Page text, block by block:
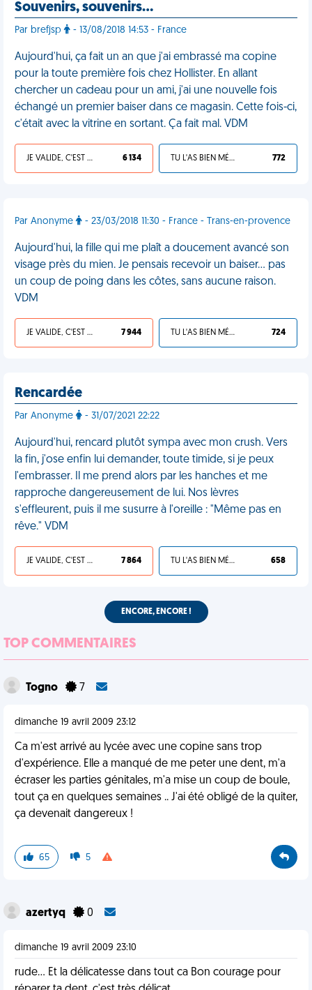
Souvenirs, souvenirs…
Par brefjsp - 13/08/2018 14:53 - France
Aujourd'hui, ça fait un an que j'ai embrassé ma copine
pour la toute première fois chez Hollister. En allant
chercher un cadeau pour un ami, j'ai une nouvelle fois
échangé un premier baiser dans ce magasin. Cette fois-ci,
c'était avec la vitrine en sortant. Ça fait mal. VDM
JE VALIDE, C'EST UNE VDM 6 134 TU L'AS BIEN MÉRITÉ 772
Par Anonyme - 23/03/2018 11:30 - France - Trans-en-provence
Aujourd'hui, la fille qui me plaît a doucement avancé son
visage près du mien. Je pensais recevoir un baiser... pas
un coup de poing dans les côtes, sans aucune raison.
VDM
JE VALIDE, C'EST UNE VDM 7 944 TU L'AS BIEN MÉRITÉ 724
Rencardée
Par Anonyme - 31/07/2021 22:22
Aujourd'hui, rencard plutôt sympa avec mon crush. Vers
la fin, j'ose enfin lui demander, toute timide, si je peux
l'embrasser. Il me prend alors par les hanches et me
rapproche dangereusement de lui. Nos lèvres
s'effleurent, puis il me susurre à l'oreille : "Même pas en
rêve." VDM
JE VALIDE, C'EST UNE VDM 7 864 TU L'AS BIEN MÉRITÉ 658
ENCORE, ENCORE !
TOP COMMENTAIRES
Togno 7
dimanche 19 avril 2009 23:12
Ca m'est arrivé au lycée avec une copine sans trop
d'expérience. Elle a manqué de me peter une dent, m'a
écraser les parties génitales, m'a mise un coup de boule,
tout ça en quelques semaines .. J'ai été obligé de la quiter,
ça devenait dangereux !
65 5
azertyq 0
dimanche 19 avril 2009 23:10
rude... Et la délicatesse dans tout ca Bon courage pour